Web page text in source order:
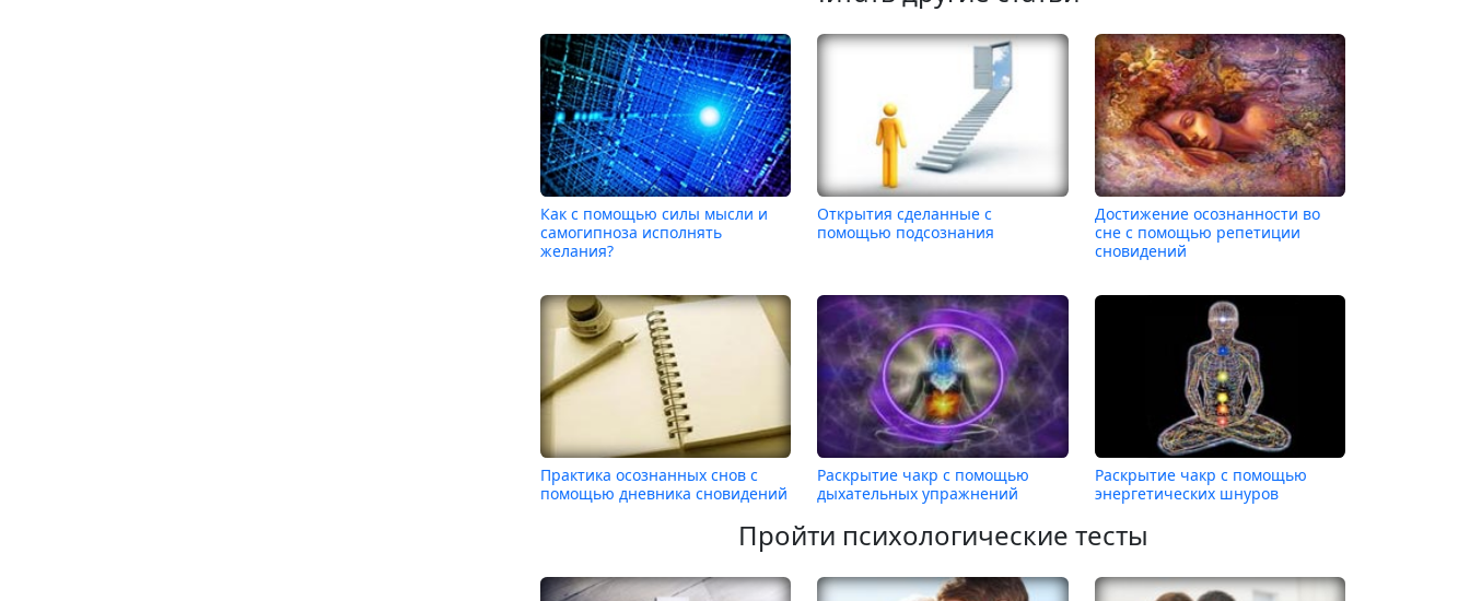
Как с помощью силы мысли и
самогипноза исполнять
желания?
Открытия сделанные с
помощью подсознания
Достижение осознанности во
сне с помощью репетиции
сновидений
Практика осознанных снов с
помощью дневника сновидений
Раскрытие чакр с помощью
дыхательных упражнений
Раскрытие чакр с помощью
энергетических шнуров
Пройти психологические тесты